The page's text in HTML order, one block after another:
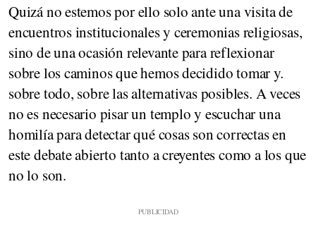
Quizá no estemos por ello solo ante una visita de
encuentros institucionales y ceremonias religiosas,
sino de una ocasión relevante para reflexionar
sobre los caminos que hemos decidido tomar y.
sobre todo, sobre las alternativas posibles. A veces
no es necesario pisar un templo y escuchar una
homilía para detectar qué cosas son correctas en
este debate abierto tanto a creyentes como a los que
no lo son.